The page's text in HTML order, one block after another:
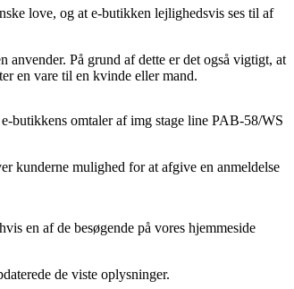
love, og at e-butikken lejlighedsvis ses til af
På grund af dette er det også vigtigt, at
en vare til en kvinde eller mand.
butikkens omtaler af img stage line PAB-58/WS
kunderne mulighed for at afgive en anmeldelse
en af de besøgende på vores hjemmeside
de viste oplysninger.